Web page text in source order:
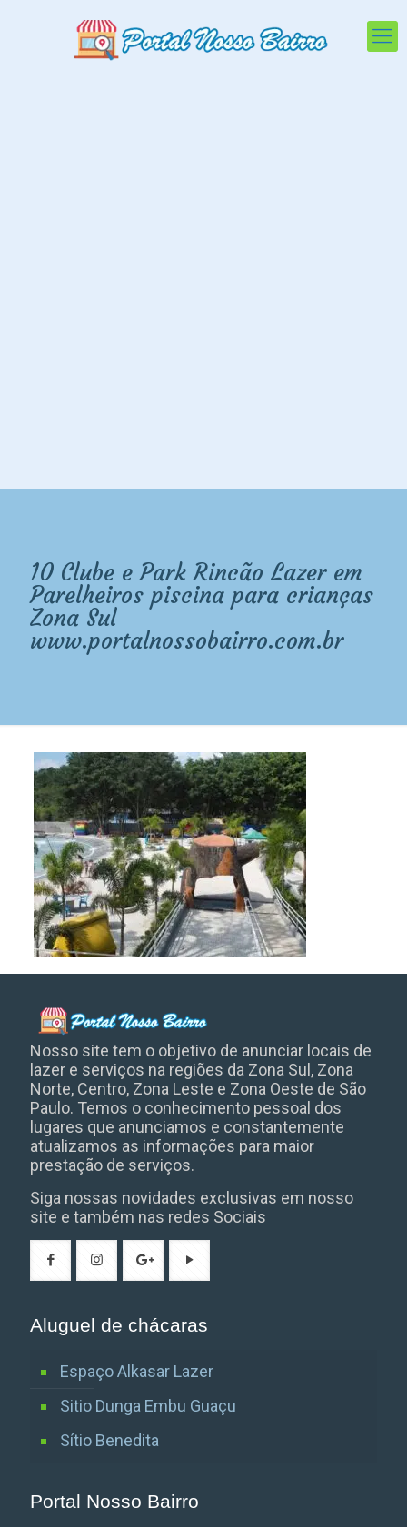
10 Clube e Park Rincão Lazer em
Parelheiros piscina para crianças
Zona Sul
www.portalnossobairro.com.br
Nosso site tem o objetivo de anunciar locais de
lazer e serviços na regiões da Zona Sul, Zona
Norte, Centro, Zona Leste e Zona Oeste de São
Paulo. Temos o conhecimento pessoal dos
lugares que anunciamos e constantemente
atualizamos as informações para maior
prestação de serviços.
Siga nossas novidades exclusivas em nosso
site e também nas redes Sociais
Aluguel de chácaras
Espaço Alkasar Lazer
Sitio Dunga Embu Guaçu
Sítio Benedita
Portal Nosso Bairro